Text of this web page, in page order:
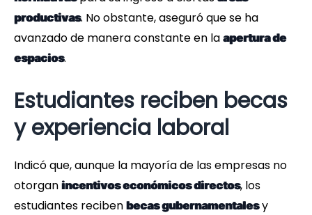
productivas. No obstante, aseguró que se ha
avanzado de manera constante en la apertura de
espacios.
Estudiantes reciben becas
y experiencia laboral
Indicó que, aunque la mayoría de las empresas no
otorgan incentivos económicos directos, los
estudiantes reciben becas gubernamentalesy